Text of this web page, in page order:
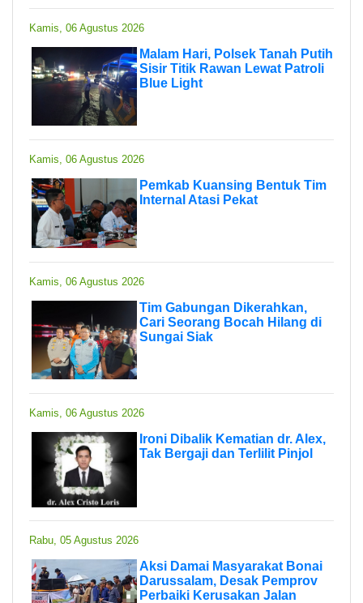
Kamis, 06 Agustus 2026
Malam Hari, Polsek Tanah Putih
Sisir Titik Rawan Lewat Patroli
Blue Light
Kamis, 06 Agustus 2026
Pemkab Kuansing Bentuk Tim
Internal Atasi Pekat
Kamis, 06 Agustus 2026
Tim Gabungan Dikerahkan,
Cari Seorang Bocah Hilang di
Sungai Siak
Kamis, 06 Agustus 2026
Ironi Dibalik Kematian dr. Alex,
Tak Bergaji dan Terlilit Pinjol
Rabu, 05 Agustus 2026
Aksi Damai Masyarakat Bonai
Darussalam, Desak Pemprov
Perbaiki Kerusakan Jalan